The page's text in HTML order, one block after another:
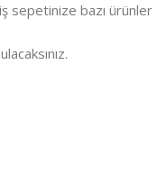
sepetinize bazı ürünler